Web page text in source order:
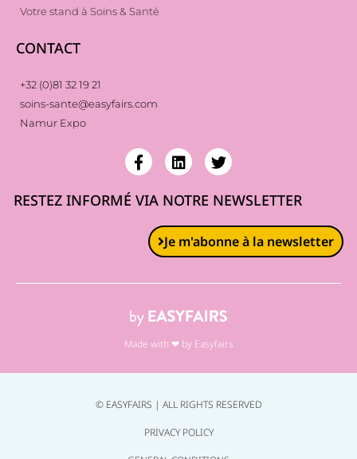
Votre stand à Soins & Santé
CONTACT
+32 (0)81 32 19 21
soins-sante@easyfairs.com
Namur Expo
RESTEZ INFORMÉ VIA NOTRE NEWSLETTER
Je m'abonne à la newsletter
Made with ❤ by Easyfairs
© EASYFAIRS | ALL RIGHTS RESERVED
PRIVACY POLICY